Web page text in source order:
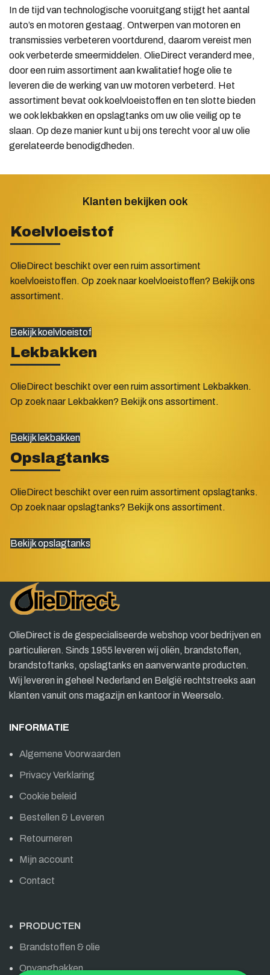
In de tijd van technologische vooruitgang stijgt het aantal
auto’s en motoren gestaag. Ontwerpen van motoren en
transmissies verbeteren voortdurend, daarom vereist men
ook verbeterde smeermiddelen. OlieDirect veranderd mee,
door een ruim assortiment aan kwalitatief hoge olie te
leveren die de werking van uw motoren verbeterd. Het
assortiment bevat ook koelvloeistoffen en ten slotte bieden
we ook lekbakken en opslagtanks om uw olie veilig op te
slaan. Op deze manier kunt u bij ons terecht voor al uw olie
gerelateerde benodigdheden.
Klanten bekijken ook
Koelvloeistof
OlieDirect beschikt over een ruim assortiment
koelvloeistoffen. Op zoek naar koelvloeistoffen? Bekijk ons
assortiment.
Bekijk koelvloeistof
Lekbakken
OlieDirect beschikt over een ruim assortiment Lekbakken.
Op zoek naar Lekbakken? Bekijk ons assortiment.
Bekijk lekbakken
Opslagtanks
OlieDirect beschikt over een ruim assortiment opslagtanks.
Op zoek naar opslagtanks? Bekijk ons assortiment.
Bekijk opslagtanks
OlieDirect is de gespecialiseerde webshop voor bedrijven en
particulieren. Sinds 1955 leveren wij oliën, brandstoffen,
brandstoftanks, opslagtanks en aanverwante producten.
Wij leveren in geheel Nederland en België rechtstreeks aan
klanten vanuit ons magazijn en kantoor in Weerselo.
INFORMATIE
Algemene Voorwaarden
Privacy Verklaring
Cookie beleid
Bestellen & Leveren
Retourneren
Mijn account
Contact
PRODUCTEN
Brandstoffen & olie
Opvangbakken